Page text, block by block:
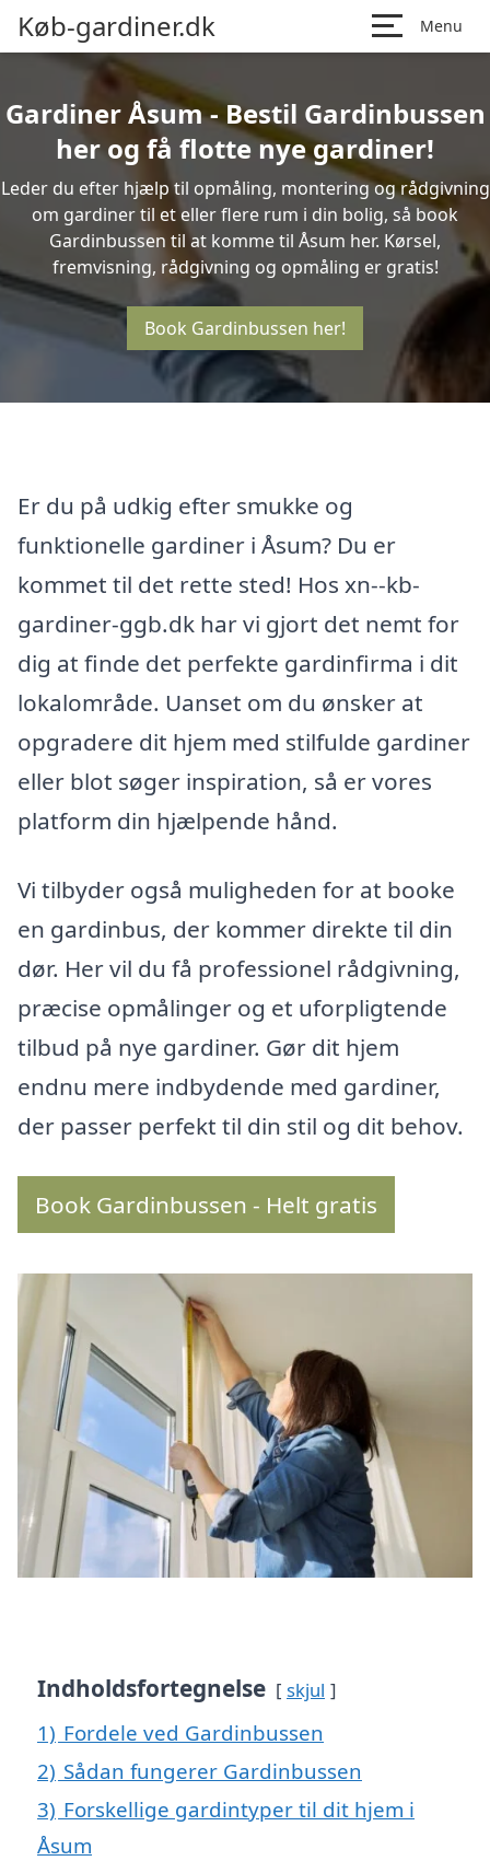
Køb-gardiner.dk Menu
Gardiner Åsum - Bestil Gardinbussen
her og få flotte nye gardiner!
Leder du efter hjælp til opmåling, montering og rådgivning
om gardiner til et eller flere rum i din bolig, så book
Gardinbussen til at komme til Åsum her. Kørsel,
fremvisning, rådgivning og opmåling er gratis!
Book Gardinbussen her!
Er du på udkig efter smukke og
funktionelle gardiner i Åsum? Du er
kommet til det rette sted! Hos xn--kb-
gardiner-ggb.dk har vi gjort det nemt for
dig at finde det perfekte gardinfirma i dit
lokalområde. Uanset om du ønsker at
opgradere dit hjem med stilfulde gardiner
eller blot søger inspiration, så er vores
platform din hjælpende hånd.
Vi tilbyder også muligheden for at booke
en gardinbus, der kommer direkte til din
dør. Her vil du få professionel rådgivning,
præcise opmålinger og et uforpligtende
tilbud på nye gardiner. Gør dit hjem
endnu mere indbydende med gardiner,
der passer perfekt til din stil og dit behov.
Book Gardinbussen - Helt gratis
Indholdsfortegnelse skjul
1) Fordele ved Gardinbussen
2) Sådan fungerer Gardinbussen
3) Forskellige gardintyper til dit hjem i
Åsum